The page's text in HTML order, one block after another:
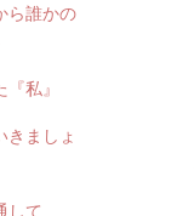
ら誰かの
私』
きましょ
して